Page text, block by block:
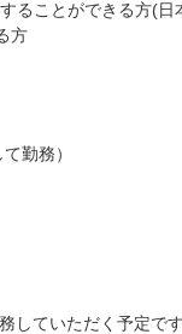
ことができる方(日
方
勤務）
ていただく予定です